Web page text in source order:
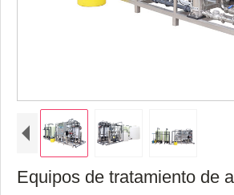
Equipos de tratamiento de